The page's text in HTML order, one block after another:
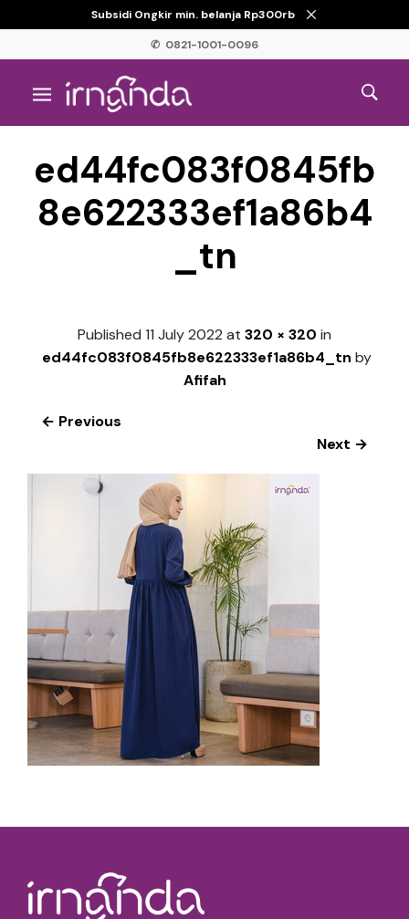
Subsidi Ongkir min. belanja Rp300rb
✆ 0821-1001-0096
ed44fc083f0845fb
8e622333ef1a86b4
_tn
Published 11 July 2022 at 320 × 320 in
ed44fc083f0845fb8e622333ef1a86b4_tn by
Afifah
← Previous
Next →